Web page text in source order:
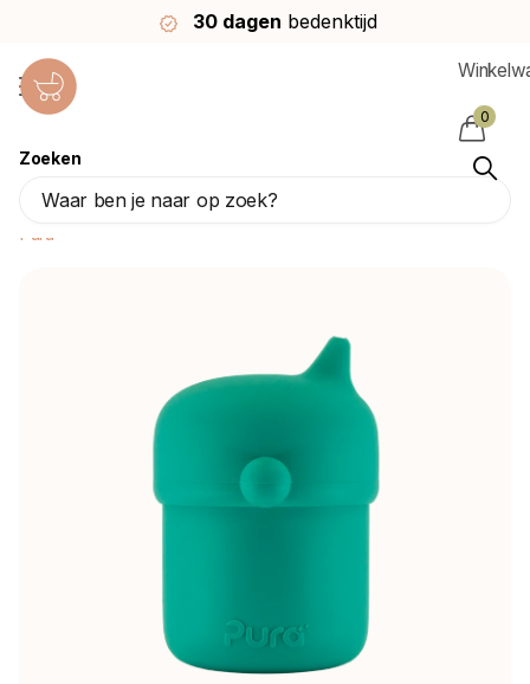
30 dagen bedenktijd
Zoeken
0
Pura Drinkbeker My-My™ Siliconen Mint
150Ml
Pura